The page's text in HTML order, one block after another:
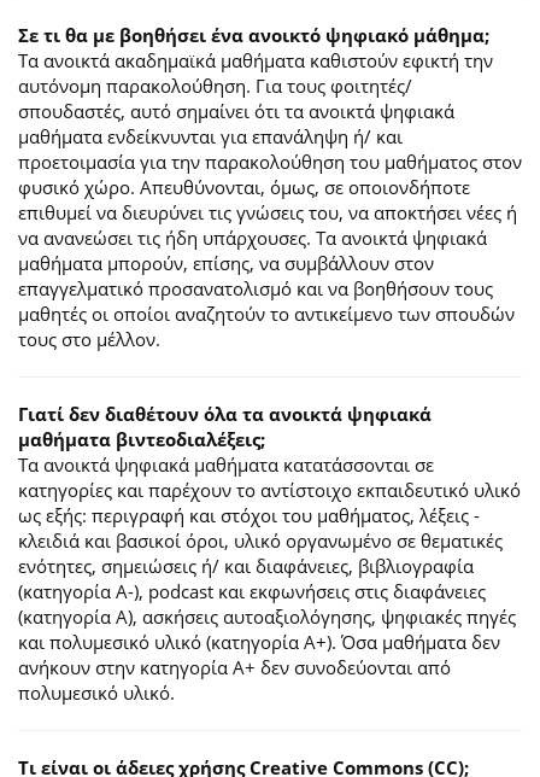
Σε τι θα με βοηθήσει ένα ανοικτό ψηφιακό μάθημα;
Τα ανοικτά ακαδημαϊκά μαθήματα καθιστούν εφικτή την
αυτόνομη παρακολούθηση. Για τους φοιτητές/
σπουδαστές, αυτό σημαίνει ότι τα ανοικτά ψηφιακά
μαθήματα ενδείκνυνται για επανάληψη ή/ και
προετοιμασία για την παρακολούθηση του μαθήματος στον
φυσικό χώρο. Απευθύνονται, όμως, σε οποιονδήποτε
επιθυμεί να διευρύνει τις γνώσεις του, να αποκτήσει νέες ή
να ανανεώσει τις ήδη υπάρχουσες. Τα ανοικτά ψηφιακά
μαθήματα μπορούν, επίσης, να συμβάλλουν στον
επαγγελματικό προσανατολισμό και να βοηθήσουν τους
μαθητές οι οποίοι αναζητούν το αντικείμενο των σπουδών
τους στο μέλλον.
Γιατί δεν διαθέτουν όλα τα ανοικτά ψηφιακά
μαθήματα βιντεοδιαλέξεις;
Τα ανοικτά ψηφιακά μαθήματα κατατάσσονται σε
κατηγορίες και παρέχουν το αντίστοιχο εκπαιδευτικό υλικό
ως εξής: περιγραφή και στόχοι του μαθήματος, λέξεις -
κλειδιά και βασικοί όροι, υλικό οργανωμένο σε θεματικές
ενότητες, σημειώσεις ή/ και διαφάνειες, βιβλιογραφία
(κατηγορία Α-), podcast και εκφωνήσεις στις διαφάνειες
(κατηγορία Α), ασκήσεις αυτοαξιολόγησης, ψηφιακές πηγές
και πολυμεσικό υλικό (κατηγορία Α+). Όσα μαθήματα δεν
ανήκουν στην κατηγορία Α+ δεν συνοδεύονται από
πολυμεσικό υλικό.
Τι είναι οι άδειες χρήσης Creative Commons (CC);